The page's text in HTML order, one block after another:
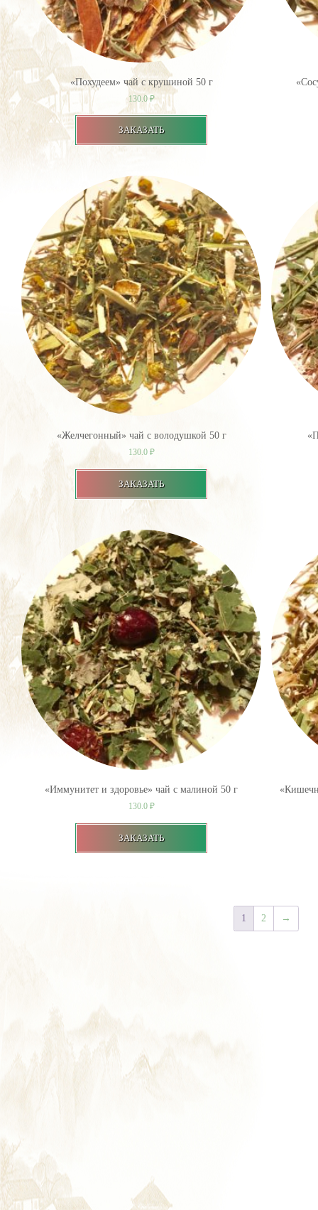
«Похудеем» чай с крушиной 50 г
130.0 ₽
ЗАКАЗАТЬ
«Желчегонный» чай с володушкой 50 г
130.0 ₽
ЗАКАЗАТЬ
«Иммунитет и здоровье» чай с малиной 50 г
130.0 ₽
ЗАКАЗАТЬ
1 2 →